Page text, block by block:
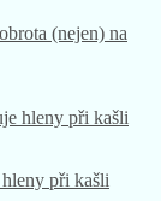
(nejen) na
při kašli